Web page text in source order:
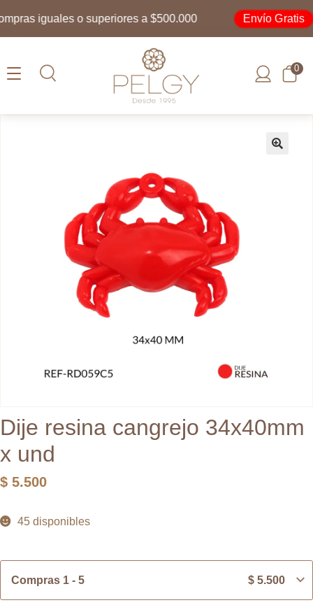
iguales o superiores a $500.000 Envío Gratis
0
Dije resina cangrejo 34x40mm
x und
$ 5.500
45 disponibles
Compras 1 - 5 $ 5.500